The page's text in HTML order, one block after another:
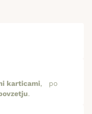
karticami, po
.